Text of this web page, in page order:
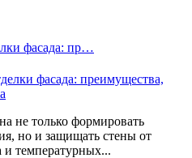
фасада: пр…
не только формировать
но и защищать стены от
и температурных...